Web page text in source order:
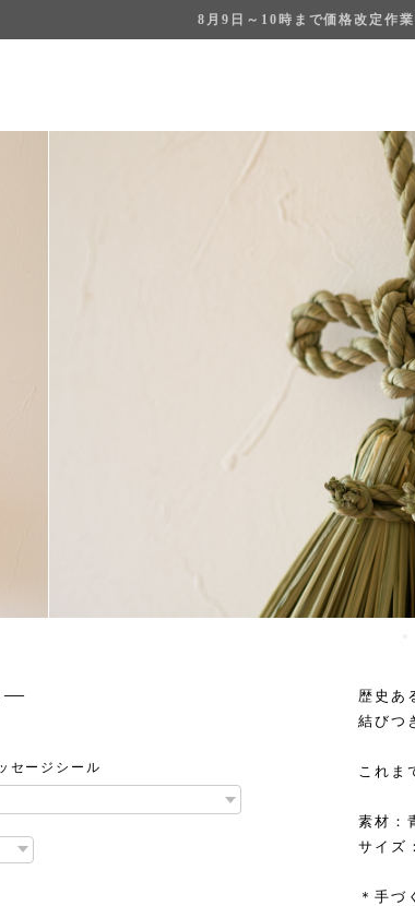
8月9日～10時まで価格改定作
―
セージシール
歴史あ
結びつ
これま
素材：
サイズ
＊手づ